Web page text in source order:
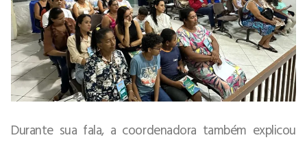
Durante sua fala, a coordenadora também explicou